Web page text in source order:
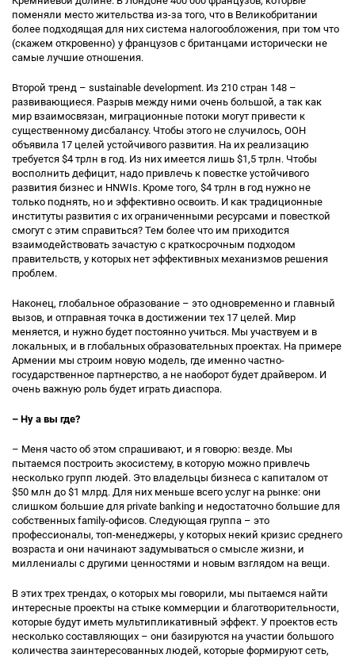
поменяли место жительства из-за того, что в Великобритании
более подходящая для них система налогообложения, при том что
(скажем откровенно) у французов с британцами исторически не
самые лучшие отношения.
Второй тренд – sustainable development. Из 210 стран 148 –
развивающиеся. Разрыв между ними очень большой, а так как
мир взаимосвязан, миграционные потоки могут привести к
существенному дисбалансу. Чтобы этого не случилось, ООН
объявила 17 целей устойчивого развития. На их реализацию
требуется $4 трлн в год. Из них имеется лишь $1,5 трлн. Чтобы
восполнить дефицит, надо привлечь к повестке устойчивого
развития бизнес и HNWIs. Кроме того, $4 трлн в год нужно не
только поднять, но и эффективно освоить. И как традиционные
институты развития с их ограниченными ресурсами и повесткой
смогут с этим справиться? Тем более что им приходится
взаимодействовать зачастую с краткосрочным подходом
правительств, у которых нет эффективных механизмов решения
проблем.
Наконец, глобальное образование – это одновременно и главный
вызов, и отправная точка в достижении тех 17 целей. Мир
меняется, и нужно будет постоянно учиться. Мы участвуем и в
локальных, и в глобальных образовательных проектах. На примере
Армении мы строим новую модель, где именно частно-
государственное партнерство, а не наоборот будет драйвером. И
очень важную роль будет играть диаспора.
– Ну а вы где?
– Меня часто об этом спрашивают, и я говорю: везде. Мы
пытаемся построить экосистему, в которую можно привлечь
несколько групп людей. Это владельцы бизнеса с капиталом от
$50 млн до $1 млрд. Для них меньше всего услуг на рынке: они
слишком большие для private banking и недостаточно большие для
собственных family-офисов. Следующая группа – это
профессионалы, топ-менеджеры, у которых некий кризис среднего
возраста и они начинают задумываться о смысле жизни, и
миллениалы с другими ценностями и новым взглядом на вещи.
В этих трех трендах, о которых мы говорили, мы пытаемся найти
интересные проекты на стыке коммерции и благотворительности,
которые будут иметь мультипликативный эффект. У проектов есть
несколько составляющих – они базируются на участии большого
количества заинтересованных людей, которые формируют сеть,